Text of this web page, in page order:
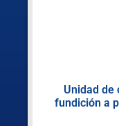
Unidad de
fundición a